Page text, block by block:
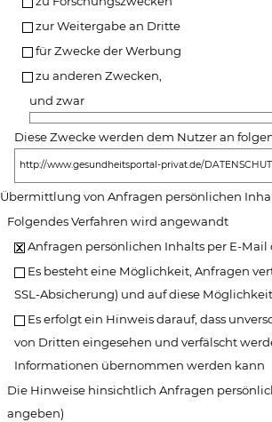
zur Weitergabe an Dritte
für Zwecke der Werbung
zu anderen Zwecken,
und zwar
Diese Zwecke werden dem Nutzer an
http://www.gesundheitsportal-privat.de/
Übermittlung von Anfragen persönlichen
Folgendes Verfahren wird angewandt
Anfragen persönlichen Inhalts per E-
Es besteht eine Möglichkeit, Anfragen
SSL-Absicherung) und auf diese
Es erfolgt ein Hinweis darauf, dass
von Dritten eingesehen und verfälscht
Informationen übernommen werden kann
Die Hinweise hinsichtlich Anfragen
angeben)